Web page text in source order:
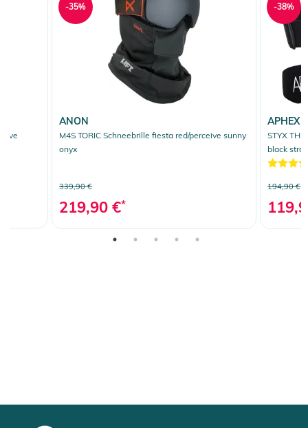
ANON
M4S TORIC Schneebrille fiesta red/perceive sunny
onyx
339,90 €
219,90 €*
-35%
APHEX
STYX
black
194,90 €
-38%